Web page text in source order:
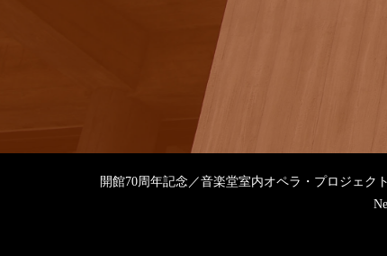
開館70周年記念／音楽堂室内オペラ・プロジェ